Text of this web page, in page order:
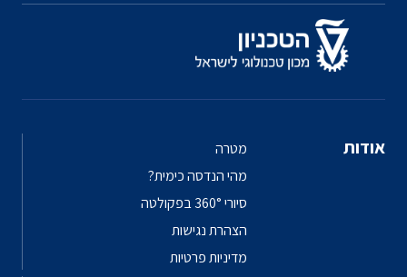
אודות
מטרה
מהי הנדסה כימית?
סיורי 360° בפקולטה
הצהרת נגישות
מדיניות פרטיות